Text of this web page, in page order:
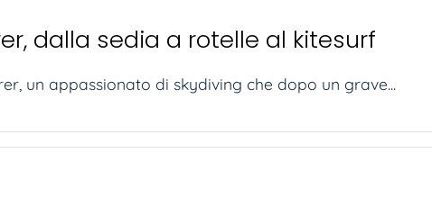
dalla sedia a rotelle al kitesurf
un appassionato di skydiving che dopo un grave...